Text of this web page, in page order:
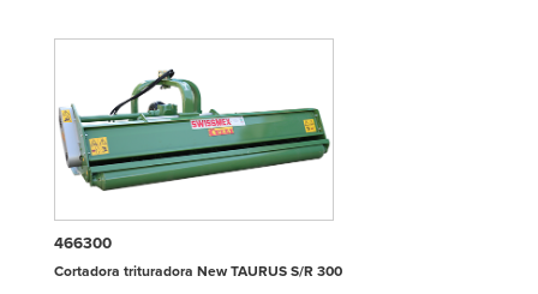
466300
Cortadora trituradora New TAURUS S/R 300